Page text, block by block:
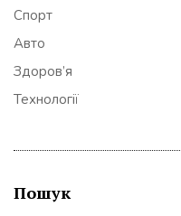
Спорт
Авто
Здоров’я
Технології
Пошук